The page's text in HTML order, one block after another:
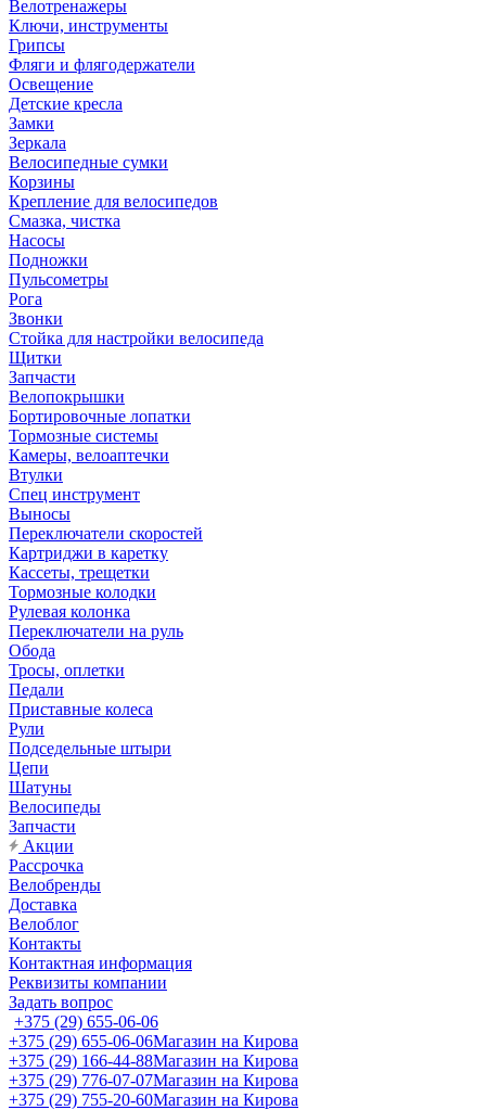
Велотренажеры
Ключи, инструменты
Грипсы
Фляги и флягодержатели
Освещение
Детские кресла
Замки
Зеркала
Велосипедные сумки
Корзины
Крепление для велосипедов
Смазка, чистка
Насосы
Подножки
Пульсометры
Рога
Звонки
Стойка для настройки велосипеда
Щитки
Запчасти
Велопокрышки
Бортировочные лопатки
Тормозные системы
Камеры, велоаптечки
Втулки
Спец инструмент
Выносы
Переключатели скоростей
Картриджи в каретку
Кассеты, трещетки
Тормозные колодки
Рулевая колонка
Переключатели на руль
Обода
Тросы, оплетки
Педали
Приставные колеса
Рули
Подседельные штыри
Цепи
Шатуны
Велосипеды
Запчасти
Акции
Рассрочка
Велобренды
Доставка
Велоблог
Контакты
Контактная информация
Реквизиты компании
Задать вопрос
+375 (29) 655-06-06
+375 (29) 655-06-06Магазин на Кирова
+375 (29) 166-44-88Магазин на Кирова
+375 (29) 776-07-07Магазин на Кирова
+375 (29) 755-20-60Магазин на Кирова